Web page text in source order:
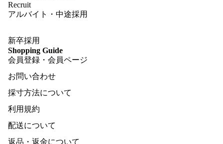
Recruit
アルバイト・中途採用
新卒採用
Shopping Guide
会員登録・会員ページ
お問い合わせ
採寸方法について
利用規約
配送について
返品・返金について